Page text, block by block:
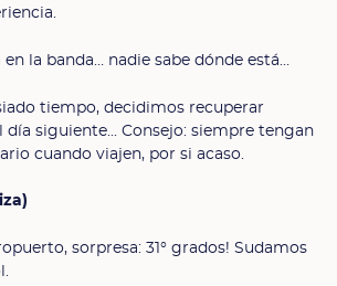
en la banda… nadie sabe dónde está…
tiempo, decidimos recuperar
día siguiente... Consejo: siempre tengan
cuando viajen, por si acaso.
sorpresa: 31° grados! Sudamos